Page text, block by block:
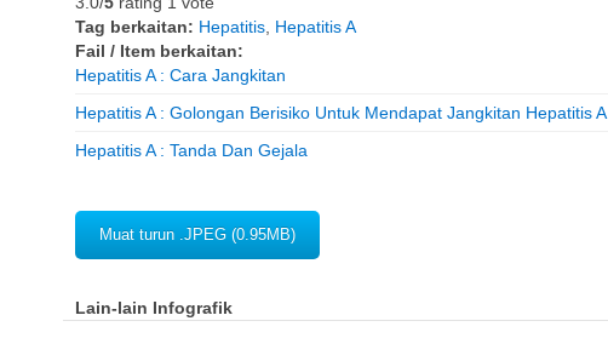
Tag berkaitan: Hepatitis Hepatitis A
Fail / Item berkaitan:
Hepatitis A : Cara Jangkitan
Hepatitis A : Golongan Berisiko Untuk Mendapat Jangkitan Hepatitis A
Hepatitis A : Tanda Dan Gejala
Muat turun .JPEG (0.95MB)
Lain-lain Infografik